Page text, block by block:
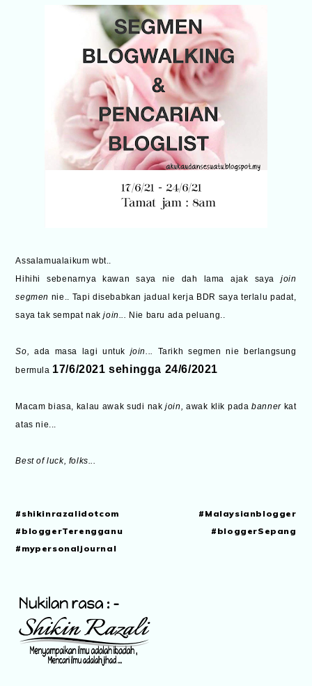
Assalamualaikum wbt..
Hihihi sebenarnya kawan saya nie dah lama ajak sayajoin
segmen nie.. Tapi disebabkan jadual kerja BDR saya terlalu padat,
saya tak sempat nakjoin... Nie baru ada peluang..
So, ada masa lagi untuk join... Tarikh segmen nie berlangsung
bermula 17/6/2021 sehingga 24/6/2021
Macam biasa, kalau awak sudi nakjoin,awak klik padabanner kat
atas nie...
Best of luck, folks...
#shikinrazalidotcom #Malaysianblogger
#bloggerTerengganu #bloggerSepang
#mypersonaljournal